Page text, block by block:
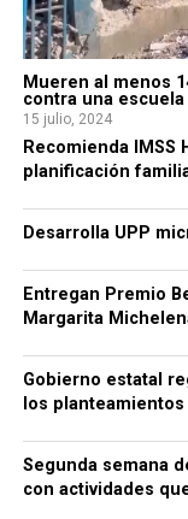
Mueren al menos
contra una escuela
15 julio, 2024
Recomienda
planificación
Desarrolla UPP
Entregan Premio
Margarita
Gobierno estatal
los
Segunda semana
con actividades